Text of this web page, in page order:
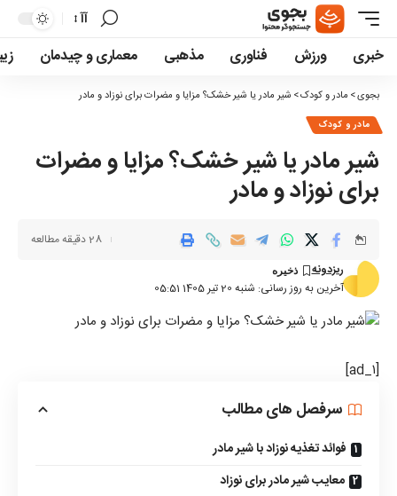
تغییر
اندازه
آآ
خبری ورزش فناوری مذهبی معماری و چیدمان
بجوی> مادر و کودک> شیر مادر یا شیر خشک؟ مزایا و مضرات برای نوزاد و مادر
مادر و کودک
شیر مادر یا شیر خشک؟ مزایا و مضرات
برای نوزاد و مادر
آخرین به روز رسانی: شنبه 20 تیر 1405 05:51
ریزدونه
28 دقیقه مطالعه
[ad_۱]
سرفصل های مطالب
فوائد تغذیه نوزاد با شیر مادر
معایب شیر مادر برای نوزاد